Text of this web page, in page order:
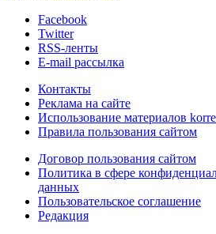
Facebook
Twitter
RSS-ленты
E-mail рассылка
Контакты
Реклама на сайте
Использование материалов
Правила пользования сайтом
Договор пользования сайтом
Политика в сфере
данных
Пользовательское соглашение
Редакция